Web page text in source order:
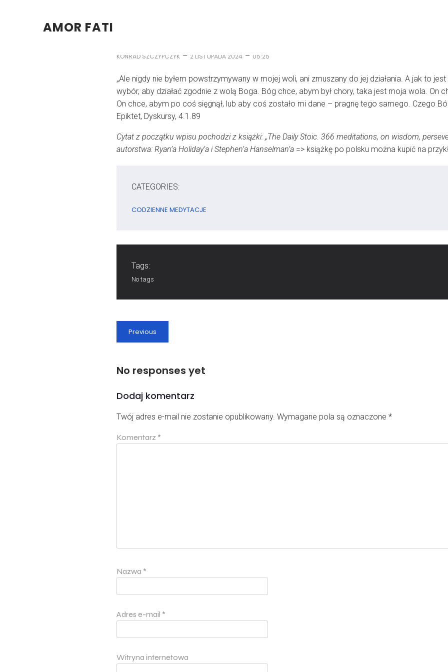
AMOR FATI
KONRAD SZCZYPCZYK – 2 LISTOPADA 2024 – 05:25
„Ale nigdy nie byłem powstrzymywany w mojej woli, ani zmuszany do jej działania. A jak to
wybór, aby działać zgodnie z wolą Boga. Bóg chce, abym był chory, taka jest moja wola. On
On chce, abym po coś sięgnął, lub aby coś zostało mi dane – pragnę tego samego. Czego
Epiktet, Dyskursy, 4.1.89
Cytat z początku wpisu pochodzi z książki: „The Daily Stoic. 366 meditations, on wisdom,
autorstwa: Ryan’a Holiday’a i Stephen’a Hanselman’a => książkę po polsku można kupić na
CATEGORIES:
CODZIENNE MEDYTACJE
Tags:
No tags
Previous
No responses yet
Dodaj komentarz
Twój adres e-mail nie zostanie opublikowany. Wymagane pola są oznaczone *
Komentarz *
Nazwa *
Adres e-mail *
Witryna internetowa